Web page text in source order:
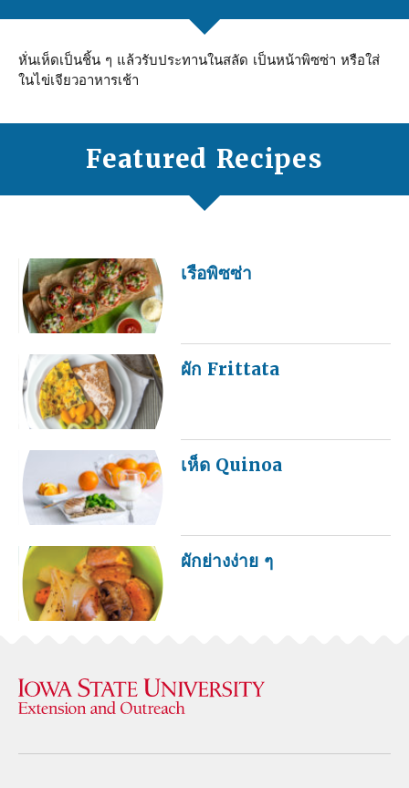
หั่นเห็ดเป็นชิ้น ๆ แล้วรับประทานในสลัด เป็นหน้าพิซซ่า หรือใส่
ในไข่เจียวอาหารเช้า
Featured Recipes
เรือพิซซ่า
ผัก Frittata
เห็ด Quinoa
ผักย่างง่าย ๆ